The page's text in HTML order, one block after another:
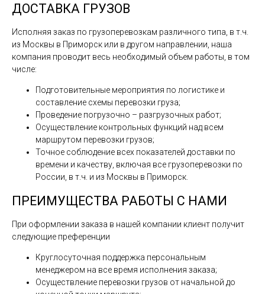
ДОСТАВКА ГРУЗОВ
Исполняя заказ по грузоперевозкам различного типа, в т.ч.
из Москвы в Приморск или в другом направлении, наша
компания проводит весь необходимый объем работы, в том
числе:
Подготовительные мероприятия по логистике и
составление схемы перевозки груза;
Проведение погрузочно – разгрузочных работ;
Осуществление контрольных функций над всем
маршрутом перевозки грузов;
Точное соблюдение всех показателей доставки по
времени и качеству, включая все грузоперевозки по
России, в т.ч. и из Москвы в Приморск.
ПРЕИМУЩЕСТВА РАБОТЫ С НАМИ
При оформлении заказа в нашей компании клиент получит
следующие преференции
Круглосуточная поддержка персональным
менеджером на все время исполнения заказа;
Осуществление перевозки грузов от начальной до